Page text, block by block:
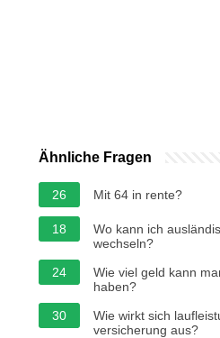
Ähnliche Fragen
26 Mit 64 in rente?
18
Wo kann ich
wechseln?
24
Wie viel geld kann
haben?
30
Wie wirkt sich
versicherung aus?